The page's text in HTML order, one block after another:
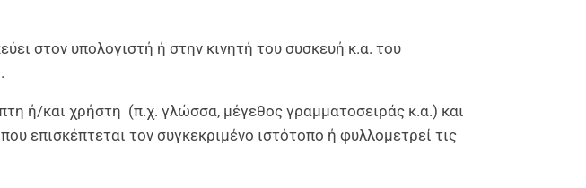
στον υπολογιστή ή στην κινητή του συσκευή κ.α. του
ή/και χρήστη (π.χ. γλώσσα, μέγεθος γραμματοσειράς κ.α.) και
επισκέπτεται τον συγκεκριμένο ιστότοπο ή φυλλομετρεί τις